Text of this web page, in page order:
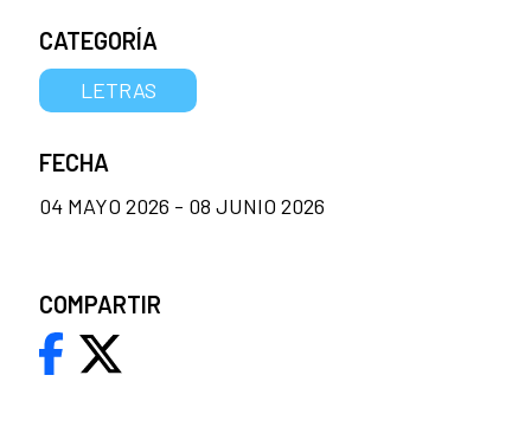
CATEGORÍA
LETRAS
FECHA
04 MAYO 2026 - 08 JUNIO 2026
COMPARTIR